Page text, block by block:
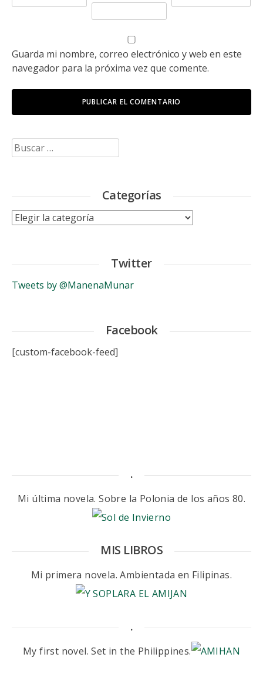
Guarda mi nombre, correo electrónico y web en este
navegador para la próxima vez que comente.
Buscar:
Categorías
Categorías
Twitter
Tweets by @ManenaMunar
Facebook
[custom-facebook-feed]
.
Mi última novela. Sobre la Polonia de los años 80.
MIS LIBROS
Mi primera novela. Ambientada en Filipinas.
.
My first novel. Set in the Philippines.